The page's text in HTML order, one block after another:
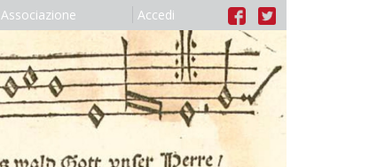
Associazione Accedi